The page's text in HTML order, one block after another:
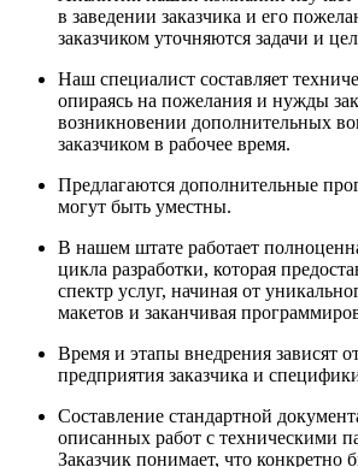
в заведении заказчика и его
заказчиком уточняются задачи и
Наш специалист составляет
опираясь на пожелания и нужды
возникновении дополнительных
заказчиком в рабочее время.
Предлагаются дополнительные
могут быть уместны.
В нашем штате работает
цикла разработки, которая
спектр услуг, начиная от
макетов и заканчивая
Время и этапы внедрения зависят
предприятия заказчика и
Составление стандартной
описанных работ с техническими
Заказчик понимает, что конкретно